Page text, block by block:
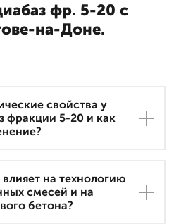
фр. 5-20 с
на-Доне.
свойства у
фракции 5-20 и как
на технологию
смесей и на
бетона?